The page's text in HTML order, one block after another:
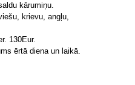
kārumiņu.
krievu, angļu,
130Eur.
ērtā diena un laikā.